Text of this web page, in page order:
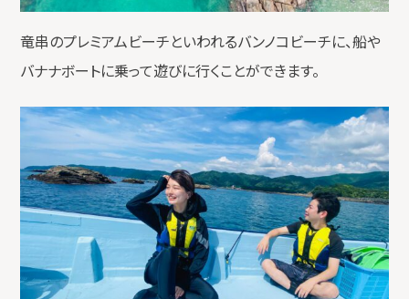
竜串のプレミアムビーチといわれるバンノコビーチに、船や
バナナボートに乗って遊びに行くことができます。